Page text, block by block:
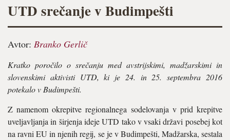
UTD srečanje v Budimpešti
Avtor: Branko Gerlič
Kratko poročilo o srečanju med avstrijskimi, madžarskimi in
slovenskimi aktivisti UTD, ki je 24. in 25. septembra 2016
potekalo v Budimpešti.
Z namenom okrepitve regionalnega sodelovanja v prid krepitve
uveljavljanja in širjenja ideje UTD tako v vsaki državi posebej kot
na ravni EU in njenih regij, se je v Budimpešti, Madžarska, sestala